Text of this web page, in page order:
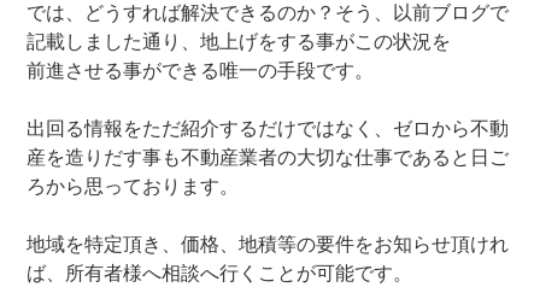
では、どうすれば解決できるのか？そう、以前ブログで
記載しました通り、地上げをする事がこの状況を
前進させる事ができる唯一の手段です。
出回る情報をただ紹介するだけではなく、ゼロから不動
産を造りだす事も不動産業者の大切な仕事であると日ご
ろから思っております。
地域を特定頂き、価格、地積等の要件をお知らせ頂けれ
ば、所有者様へ相談へ行くことが可能です。